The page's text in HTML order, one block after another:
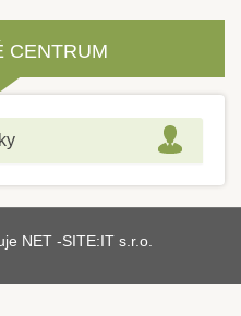
CENTRUM
NET -SITE:IT s.r.o.